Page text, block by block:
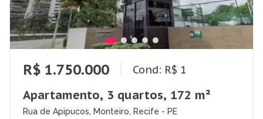
R$ 1.750.000 Cond: R$ 1
Apartamento, 3 quartos, 172 m²
Rua de Apipucos, Monteiro, Recife - PE